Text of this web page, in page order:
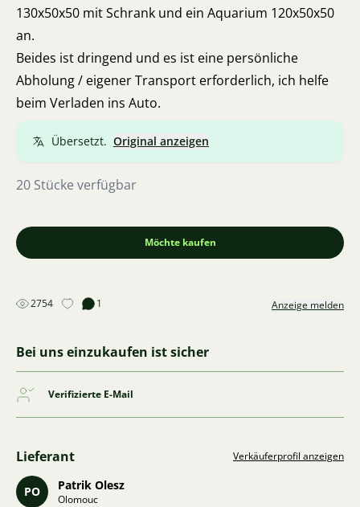
130x50x50 mit Schrank und ein Aquarium 120x50x50
an.
Beides ist dringend und es ist eine persönliche
Abholung / eigener Transport erforderlich, ich helfe
beim Verladen ins Auto.
Übersetzt. Original anzeigen
20 Stücke verfügbar
Möchte kaufen
2754 1 Anzeige melden
Bei uns einzukaufen ist sicher
Verifizierte E-Mail
Lieferant Verkäuferprofil anzeigen
PO Patrik Olesz
Olomouc